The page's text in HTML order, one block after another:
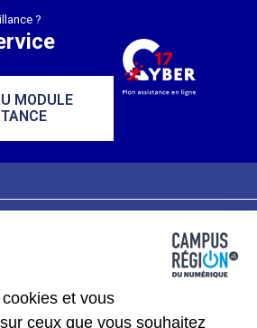
?
MODULE
et vous
ceux que vous souhaitez